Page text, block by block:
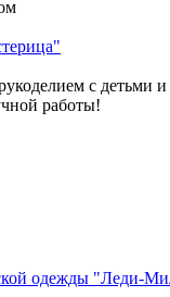
с детьми
работы!
одежды "Леди-